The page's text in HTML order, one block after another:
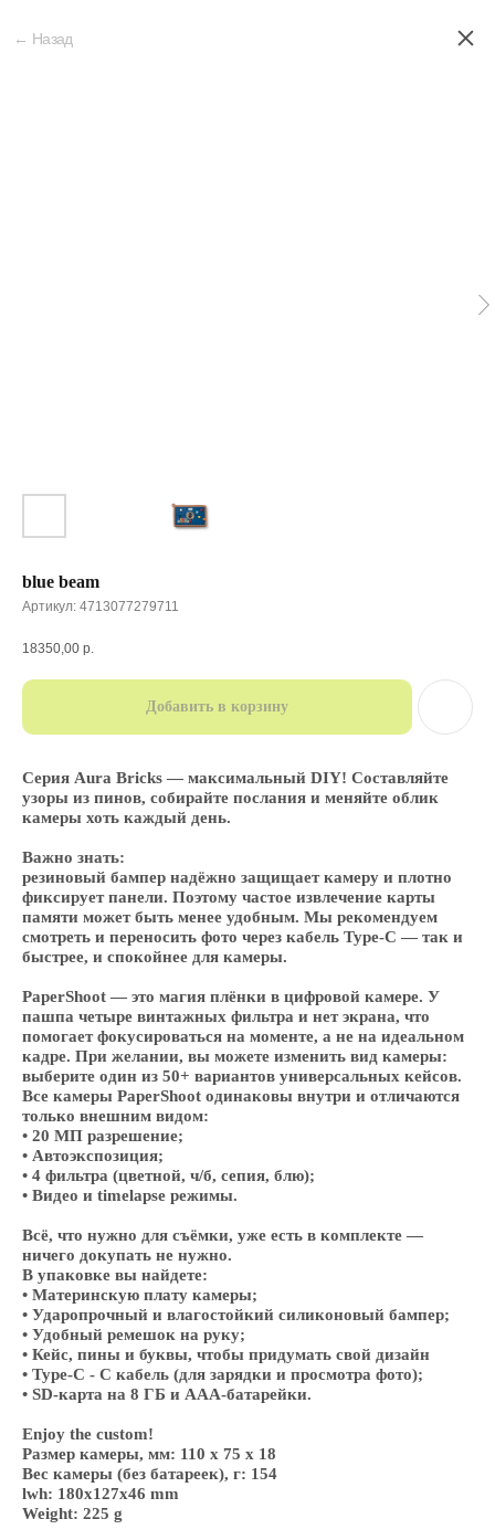
← Назад
blue beam
Артикул: 4713077279711
18350,00 р.
Добавить в корзину
Серия Aura Bricks — максимальный DIY! Составляйте
узоры из пинов, собирайте послания и меняйте облик
камеры хоть каждый день.
Важно знать:
резиновый бампер надёжно защищает камеру и плотно
фиксирует панели. Поэтому частое извлечение карты
памяти может быть менее удобным. Мы рекомендуем
смотреть и переносить фото через кабель Type-C — так и
быстрее, и спокойнее для камеры.
PaperShoot — это магия плёнки в цифровой камере. У
пашпа четыре винтажных фильтра и нет экрана, что
помогает фокусироваться на моменте, а не на идеальном
кадре. При желании, вы можете изменить вид камеры:
выберите один из 50+ вариантов универсальных кейсов.
Все камеры PaperShoot одинаковы внутри и отличаются
только внешним видом:
• 20 МП разрешение;
• Автоэкспозиция;
• 4 фильтра (цветной, ч/б, сепия, блю);
• Видео и timelapse режимы.
Всё, что нужно для съёмки, уже есть в комплекте —
ничего докупать не нужно.
В упаковке вы найдете:
• Материнскую плату камеры;
• Ударопрочный и влагостойкий силиконовый бампер;
• Удобный ремешок на руку;
• Кейс, пины и буквы, чтобы придумать свой дизайн
• Type-C - С кабель (для зарядки и просмотра фото);
• SD-карта на 8 ГБ и ААА-батарейки.
Enjoy the custom!
Размер камеры, мм: 110 x 75 x 18
Вес камеры (без батареек), г: 154
lwh: 180x127x46 mm
Weight: 225 g